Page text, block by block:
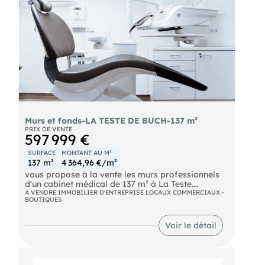
boutique de créateurs, bien-être sans nuisance
(massage, esthétique, yoga. ) Information
d'affichage énergétique sur le bien associé à cette
annonce : DPE NS indice et GES NS indice. Mlle
Florence Degermann (ID 84966), Agent
Commercial mandataire du Tribunal de
Commerce de Bordeaux sous le numéro
980673800 .
Murs et fonds-LA TESTE DE BUCH-137 m²
PRIX DE VENTE
597 999 €
SURFACE
137 m²
MONTANT AU M²
4 364,96 €/m²
vous propose à la vente les murs professionnels
d'un cabinet médical de 137 m² à La Teste.
Comprenant 112 m² exploités et 25 m² à
aménager, avec parkings, acces PMR.
Actuellement loué 33 550 €/an. Vente libre
possible pour implanter votre activité médicale ou
A VENDRE IMMOBILIER D'ENTREPRISE LOCAUX COMMERCIAUX -
BOUTIQUES
Voir le détail